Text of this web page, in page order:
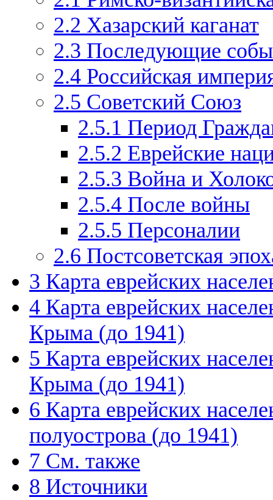
2.2 Хазарский каганат
2.3 Последующие
2.4 Российская
2.5 Советский Союз
2.5.1 Период
2.5.2 Еврейские
2.5.3 Война и
2.5.4 После войны
2.5.5 Персоналии
2.6 Постсоветская
3 Карта еврейских
4 Карта еврейских
Крыма (до 1941)
5 Карта еврейских
Крыма (до 1941)
6 Карта еврейских
полуострова (до 1941)
7 См. также
8 Источники